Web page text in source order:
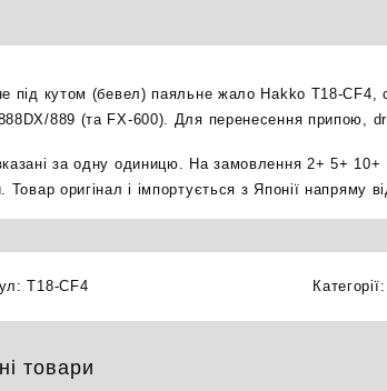
під кутом (бевел) паяльне жало Hakko T18-CF4,
889 (та FX-600). Для перенесення припою,
за одну одиницю. На замовлення 2+ 5+
Товар оригінал і імпортується з Японії напряму
T18-CF4 Категорії:
товари